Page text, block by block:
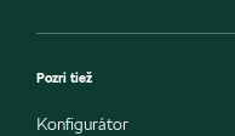
Pozri tiež
Konfigurátor